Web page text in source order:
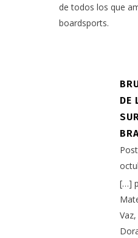
de todos los que
boardsports.
DE
[…]